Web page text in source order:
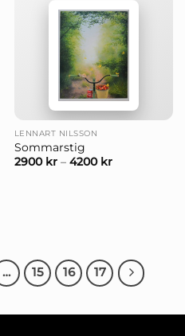
LENNART NILSSON
Sommarstig
2900 kr– 4200 kr
… 15 16 17